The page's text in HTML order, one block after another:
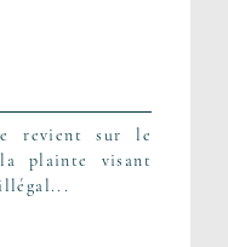
revient sur le
plainte visant